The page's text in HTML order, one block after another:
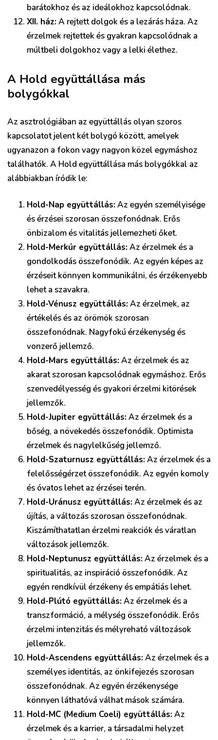
barátokhoz és az ideálokhoz kapcsolódnak.
XII. ház:A rejtett dolgok és a lezárás háza. Az
érzelmek rejtettek és gyakran kapcsolódnak a
múltbeli dolgokhoz vagy a lelki élethez.
A Hold együttállása más
bolygókkal
Az asztrológiában az együttállás olyan szoros
kapcsolatot jelent két bolygó között, amelyek
ugyanazon a fokon vagy nagyon közel egymáshoz
találhatók. A Hold együttállása más bolygókkal az
alábbiakban íródik le:
Hold-Nap együttállás:Az egyén személyisége
és érzései szorosan összefonódnak. Erős
önbizalom és vitalitás jellemezheti őket.
Hold-Merkúr együttállás:Az érzelmek és a
gondolkodás összefonódik. Az egyén képes az
érzéseit könnyen kommunikálni, és érzékenyebb
lehet a szavakra.
Hold-Vénusz együttállás:Az érzelmek, az
értékelés és az örömök szorosan
összefonódnak. Nagyfokú érzékenység és
vonzerő jellemző.
Hold-Mars együttállás:Az érzelmek és az
akarat szorosan kapcsolódnak egymáshoz. Erős
szenvedélyesség és gyakori érzelmi kitörések
jellemzők.
Hold-Jupiter együttállás:Az érzelmek és a
bőség, a növekedés összefonódik. Optimista
érzelmek és nagylelkűség jellemző.
Hold-Szaturnusz együttállás:Az érzelmek és a
felelősségérzet összefonódik. Az egyén komoly
és óvatos lehet az érzései terén.
Hold-Uránusz együttállás:Az érzelmek és az
újítás, a változás szorosan összefonódnak.
Kiszámíthatatlan érzelmi reakciók és váratlan
változások jellemzők.
Hold-Neptunusz együttállás:Az érzelmek és a
spiritualitás, az inspiráció összefonódik. Az
egyén rendkívül érzékeny és empátiás lehet.
Hold-Plútó együttállás:Az érzelmek és a
transzformáció, a mélység összefonódik. Erős
érzelmi intenzitás és mélyreható változások
jellemzők.
Hold-Ascendens együttállás:Az érzelmek és a
személyes identitás, az önkifejezés szorosan
összefonódnak. Az egyén érzékenysége
könnyen láthatóvá válhat mások számára.
Hold-MC (Medium Coeli) együttállás:Az
érzelmek és a karrier, a társadalmi helyzet